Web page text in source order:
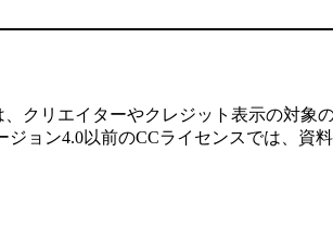
クリエイターやクレジット表示の対象
ョン4.0以前のCCライセンスでは、